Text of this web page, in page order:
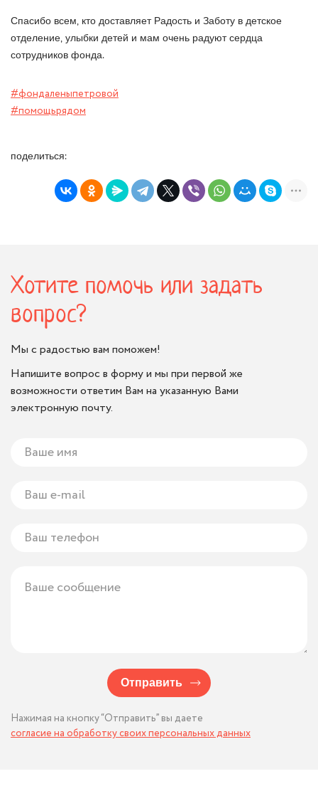
Спасибо всем, кто доставляет Радость и Заботу в детское
отделение, улыбки детей и мам очень радуют сердца
сотрудников фонда.
#фондаленыпетровой
#помощьрядом
поделиться:
Хотите помочь или задать
вопрос?
Мы с радостью вам поможем!
Напишите вопрос в форму и мы при первой же
возможности ответим Вам на указанную Вами
электронную почту.
Отправить
Нажимая на кнопку “Отправить” вы даете
согласие на обработку своих персональных данных